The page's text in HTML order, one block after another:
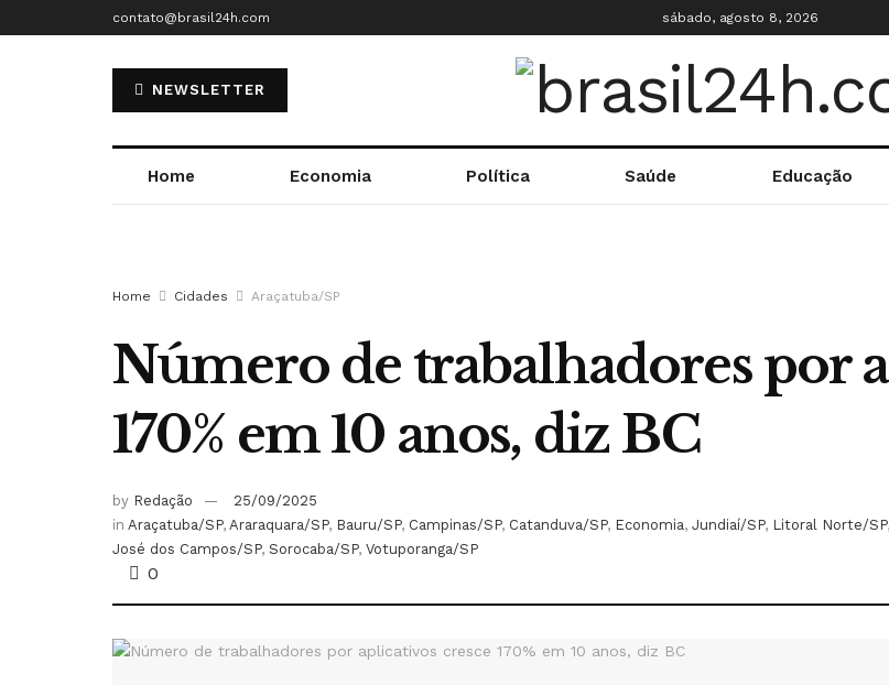
contato@brasil24h.com sábado, agosto 8, 2026
NEWSLETTER
Home Economia Política Saúde Educação
Home Cidades Araçatuba/SP
Número de trabalhadores por
170% em 10 anos, diz BC
by Redação
25/09/2025
in Araçatuba/SP, Araraquara/SP, Bauru/SP, Campinas/SP, Catanduva/SP, Economia, Jundiaí/SP, Litoral Norte/SP,
José dos Campos/SP, Sorocaba/SP, Votuporanga/SP
0